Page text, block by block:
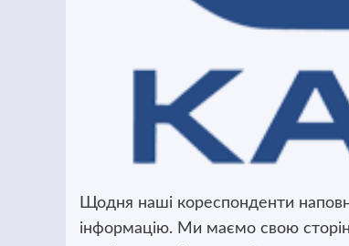
Щодня наші кореспонденти
інформацію. Ми маємо свою